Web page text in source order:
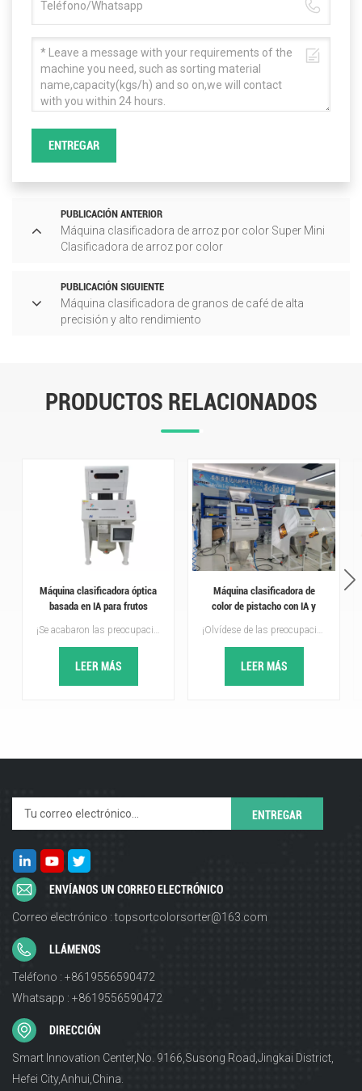
ENTREGAR
PUBLICACIÓN ANTERIOR
Máquina clasificadora de arroz por color Super Mini
Clasificadora de arroz por color
PUBLICACIÓN SIGUIENTE
Máquina clasificadora de granos de café de alta
precisión y alto rendimiento
PRODUCTOS RELACIONADOS
Máquina clasificadora óptica
basada en IA para frutos
¡Se acabaron las preocupaciones por la clasificación! Topsort Máquina de clasificación óptica con IA Todo se puede clasificar: alta velocidad, precisión e inteligencia, ideal para nueces, granos, legumbres, alimentos y materiales industriales. Una sola máquina mejora la calidad de su producto, optimiza la eficiencia de la clasificación y proporciona nueces de alta calidad para su negocio. Equipada con cámaras industriales de alta definición y algoritmos de inteligencia artificial de aprendizaje profundo, la tasa de selección puede alcanzar hasta el 99,99 %. La nueva válvula solenoide de alta frecuencia con levitación magnética responde con rapidez y detecta con precisión las castañas defectuosas, reduciendo eficazmente el desperdicio.Topsort clasificador de colores con IA¡Es tu mejor opción!
LEER MÁS
Máquina clasificadora de
color de pistacho con IA y
¡Olvídese de las preocupaciones por la clasificación! La clasificadora de color Topsort AI, con aprendizaje profundo, es rápida, precisa e inteligente, ideal para frutos secos, granos, legumbres, alimentos y materiales industriales. Una sola máquina que mejora la calidad de sus productos e impulsa su negocio.Topsort clasificador de colores con IA¡Es tu mejor opción!
LEER MÁS
ENVÍANOS UN CORREO ELECTRÓNICO
Correo electrónico : topsortcolorsorter@163.com
LLÁMENOS
Teléfono : +8619556590472
Whatsapp : +8619556590472
DIRECCIÓN
Smart Innovation Center,No. 9166,Susong Road,Jingkai District,
Hefei City,Anhui,China.